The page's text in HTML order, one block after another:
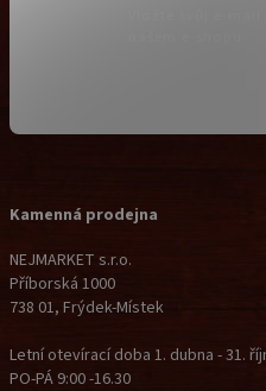
Kamenná prodejna
NEJMARKET s.r.o.
Příborská 1000
738 01, Frýdek-Místek
Letní otevírací doba 1. dubna - 31.
PO-PÁ 9:00 -16.30